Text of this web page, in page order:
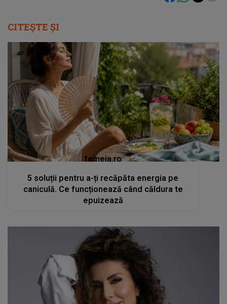
CITEȘTE ȘI
femeia.ro
5 soluții pentru a-ți recăpăta energia pe
caniculă. Ce funcționează când căldura te
epuizează